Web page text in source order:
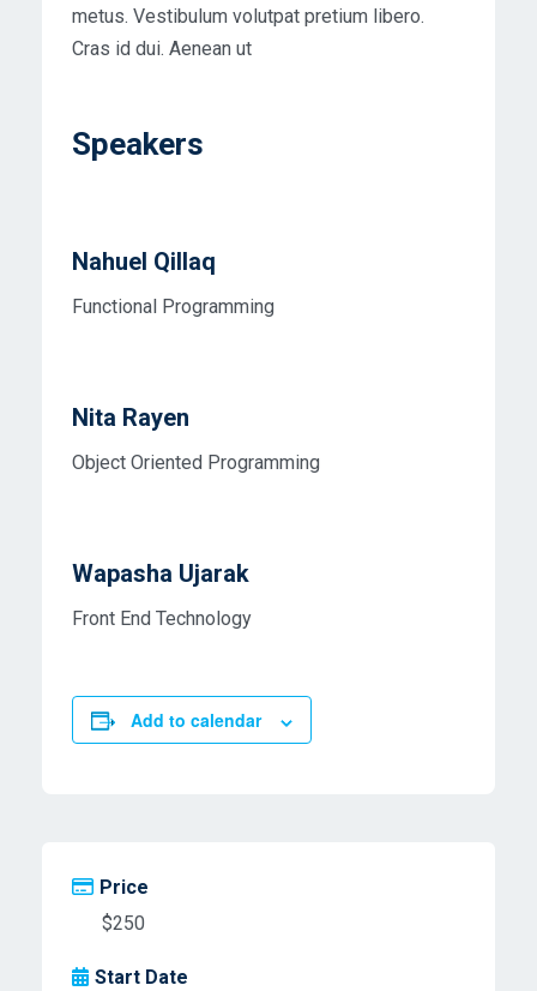
metus. Vestibulum volutpat pretium libero.
Cras id dui. Aenean ut
Speakers
Nahuel Qillaq
Functional Programming
Nita Rayen
Object Oriented Programming
Wapasha Ujarak
Front End Technology
Add to calendar
Price
$250
Start Date